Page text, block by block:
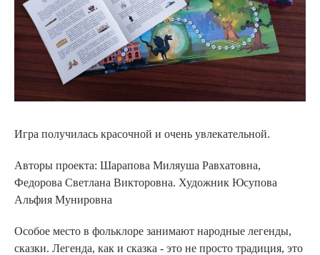
Игра получилась красочной и очень увлекательной.
Авторы проекта: Шарапова Миляуша Равхатовна,
Федорова Светлана Викторовна. Художник Юсупова
Альфия Мунировна
Особое место в фольклоре занимают народные легенды,
сказки. Легенда, как и сказка - это не просто традиция, это